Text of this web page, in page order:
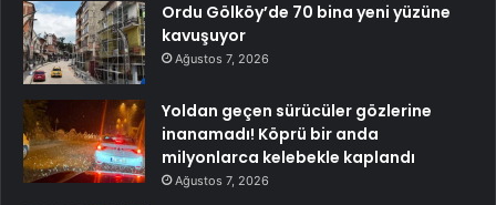
Ordu Gölköy’de 70 bina yeni yüzüne
kavuşuyor
Ağustos 7, 2026
Yoldan geçen sürücüler gözlerine
inanamadı! Köprü bir anda
milyonlarca kelebekle kaplandı
Ağustos 7, 2026